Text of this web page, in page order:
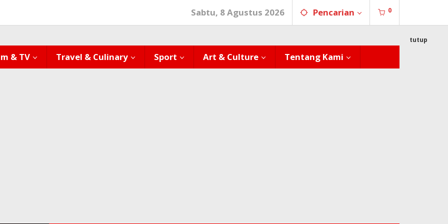
Sabtu, 8 Agustus 2026 Pencarian 0
& TV Travel & Culinary Sport Art & Culture Tentang Kami
tutup